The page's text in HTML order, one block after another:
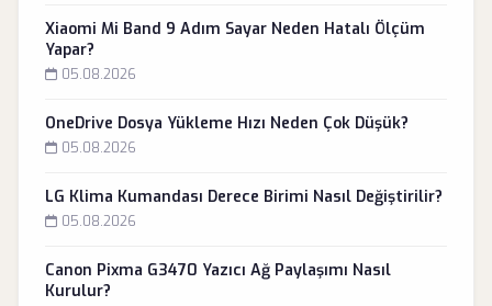
Xiaomi Mi Band 9 Adım Sayar Neden Hatalı Ölçüm
Yapar?
05.08.2026
OneDrive Dosya Yükleme Hızı Neden Çok Düşük?
05.08.2026
LG Klima Kumandası Derece Birimi Nasıl Değiştirilir?
05.08.2026
Canon Pixma G3470 Yazıcı Ağ Paylaşımı Nasıl
Kurulur?